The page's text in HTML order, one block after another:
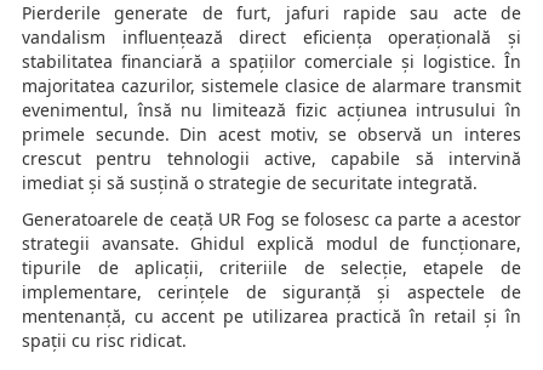
Pierderile generate de furt, jafuri rapide sau acte de
vandalism influențează direct eficiența operațională și
stabilitatea financiară a spațiilor comerciale și logistice. În
majoritatea cazurilor, sistemele clasice de alarmare transmit
evenimentul, însă nu limitează fizic acțiunea intrusului în
primele secunde. Din acest motiv, se observă un interes
crescut pentru tehnologii active, capabile să intervină
imediat și să susțină o strategie de securitate integrată.
Generatoarele de ceață UR Fog se folosesc ca parte a acestor
strategii avansate. Ghidul explică modul de funcționare,
tipurile de aplicații, criteriile de selecție, etapele de
implementare, cerințele de siguranță și aspectele de
mentenanță, cu accent pe utilizarea practică în retail și în
spații cu risc ridicat.